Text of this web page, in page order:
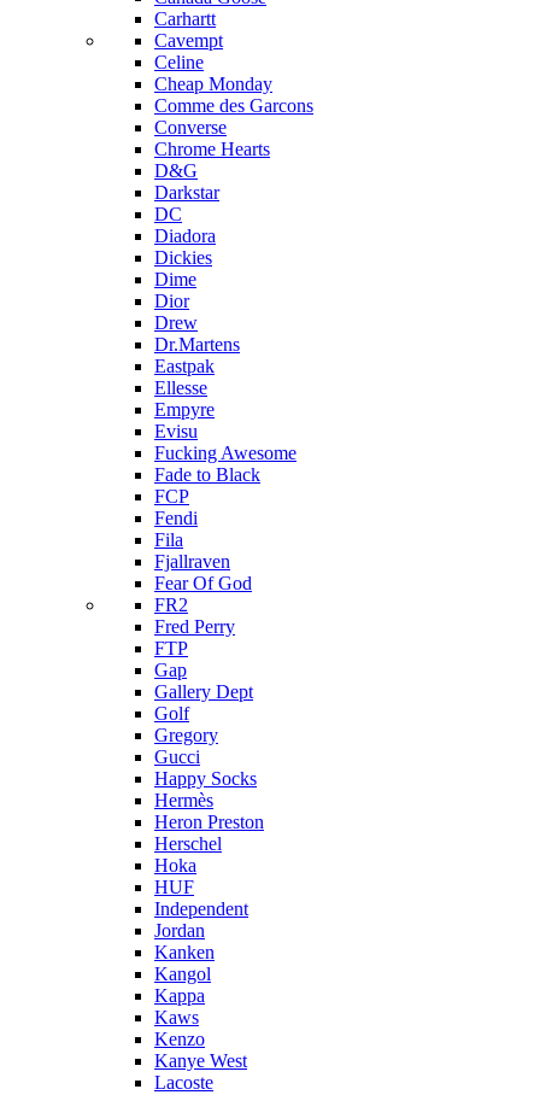
Carhartt
Cavempt
Celine
Cheap Monday
Comme des Garcons
Converse
Chrome Hearts
D&G
Darkstar
DC
Diadora
Dickies
Dime
Dior
Drew
Dr.Martens
Eastpak
Ellesse
Empyre
Evisu
Fucking Awesome
Fade to Black
FCP
Fendi
Fila
Fjallraven
Fear Of God
FR2
Fred Perry
FTP
Gap
Gallery Dept
Golf
Gregory
Gucci
Happy Socks
Hermès
Heron Preston
Hersсhel
Hoka
HUF
Independent
Jordan
Kanken
Kangol
Kappa
Kaws
Kenzo
Kanye West
Lacoste